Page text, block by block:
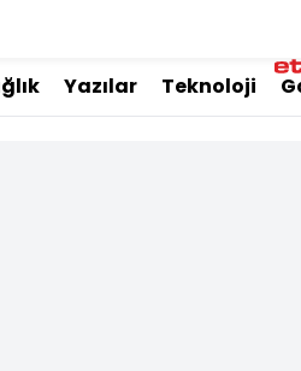
Yazılar Teknoloji